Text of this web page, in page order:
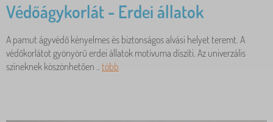
Védőágykorlát - Erdei állatok
A pamut ágyvédő kényelmes és biztonságos alvási helyet teremt. A
védőkorlátot gyönyörű erdei állatok motívuma díszíti. Az univerzális
színeknek köszönhetően .. több